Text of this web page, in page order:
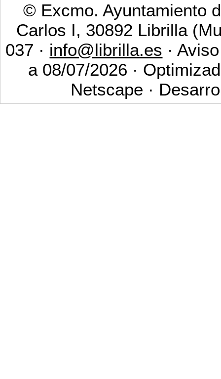
© Excmo. Ayuntamiento
Carlos I, 30892 Librilla
037 · info@librilla.es ·
a 08/07/2026 ·
Netscape ·